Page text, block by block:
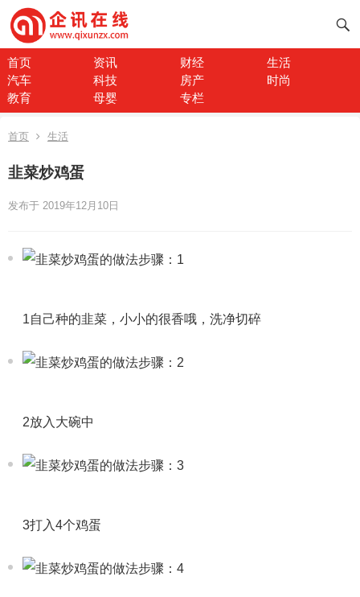
首页 资讯 财经
生活
汽车
科技 房产
时尚
教育
母婴 专栏
首页 生活
韭菜炒鸡蛋
发布于 2019年12月10日
1自己种的韭菜，小小的很香哦，洗净切碎
2放入大碗中
3打入4个鸡蛋